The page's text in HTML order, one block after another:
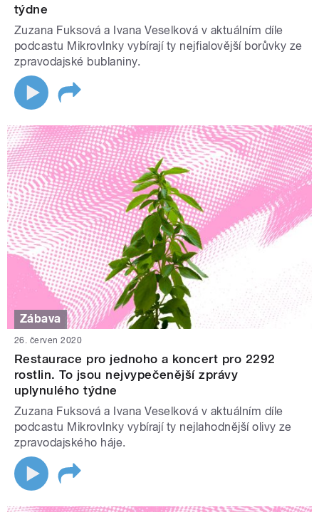
týdne
Zuzana Fuksová a Ivana Veselková v aktuálním díle
podcastu Mikrovlnky vybírají ty nejfialovější borůvky ze
zpravodajské bublaniny.
Zábava
26. červen 2020
Restaurace pro jednoho a koncert pro 2292
rostlin. To jsou nejvypečenější zprávy
uplynulého týdne
Zuzana Fuksová a Ivana Veselková v aktuálním díle
podcastu Mikrovlnky vybírají ty nejlahodnější olivy ze
zpravodajského háje.